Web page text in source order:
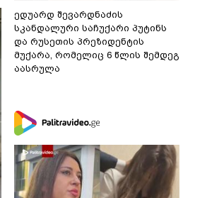
ედუარდ შევარდნაძის
სკანდალური საჩუქარი პუტინს
და რუსეთის პრეზიდენტის
მუქარა, რომელიც 6 წლის შემდეგ
აასრულა